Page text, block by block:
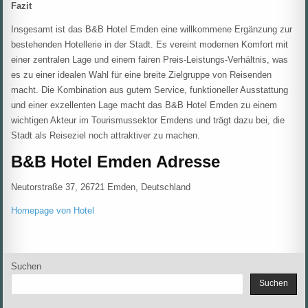
Fazit
Insgesamt ist das B&B Hotel Emden eine willkommene Ergänzung zur
bestehenden Hotellerie in der Stadt. Es vereint modernen Komfort mit
einer zentralen Lage und einem fairen Preis-Leistungs-Verhältnis, was
es zu einer idealen Wahl für eine breite Zielgruppe von Reisenden
macht. Die Kombination aus gutem Service, funktioneller Ausstattung
und einer exzellenten Lage macht das B&B Hotel Emden zu einem
wichtigen Akteur im Tourismussektor Emdens und trägt dazu bei, die
Stadt als Reiseziel noch attraktiver zu machen.
B&B Hotel Emden Adresse
Neutorstraße 37, 26721 Emden, Deutschland
Homepage von Hotel
Suchen
Suchen